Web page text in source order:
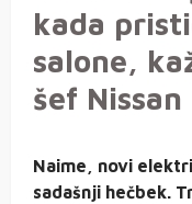
kada
salone,
šef Nissan
Naime, novi
sadašnji hečbek.